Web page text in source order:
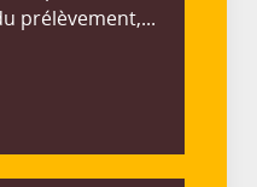
prélèvement,...